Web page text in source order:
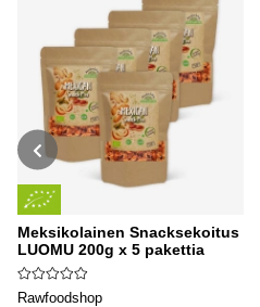
Meksikolainen Snacksekoitus
LUOMU 200g x 5 pakettia
Rawfoodshop